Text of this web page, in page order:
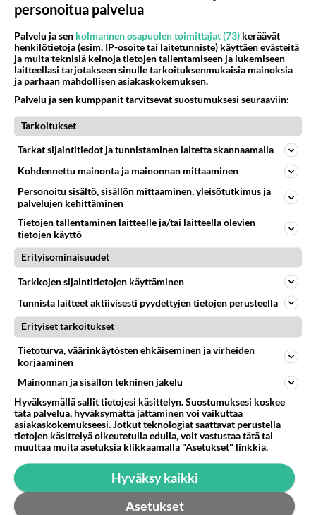
RESEPTIT
Tomaattinen jauhelihakastike
on arjen varma valinta. Tarjoa
keitettyjen perunoiden kanssa
- maistuu myös pastan päällä!
Hyödynnä raparperisato ja
tee siitä mehua.
Porkkanapihvit paistuvat
lämmöllä.
Jauhelihapihvit ovat oiva
liharuoka pottujen kanssa tai
hampurilaisen täytteenä.
Paista kaveriksi
sipulirenkaita!
Marenki on helppo tehdä,
mutta vaatii aikaa.
personoitua palvelua
Palvelu ja sen kolmannen osapuolen toimittajat (73) keräävät
henkilötietoja (esim. IP-osoite tai laitetunniste) käyttäen evästeitä
ja muita teknisiä keinoja tietojen tallentamiseen ja lukemiseen
laitteellasi tarjotakseen sinulle tarkoituksenmukaisia mainoksia
ja parhaan mahdollisen asiakaskokemuksen.
Palvelu ja sen kumppanit tarvitsevat suostumuksesi seuraaviin:
Tarkoitukset
Tarkat sijaintitiedot ja tunnistaminen laitetta skannaamalla
Kohdennettu mainonta ja mainonnan mittaaminen
Personoitu sisältö, sisällön mittaaminen, yleisötutkimus ja
palvelujen kehittäminen
Tietojen tallentaminen laitteelle ja/tai laitteella olevien
tietojen käyttö
Erityisominaisuudet
Tarkkojen sijaintitietojen käyttäminen
Tunnista laitteet aktiivisesti pyydettyjen tietojen perusteella
Erityiset tarkoitukset
Tietoturva, väärinkäytösten ehkäiseminen ja virheiden
korjaaminen
Mainonnan ja sisällön tekninen jakelu
Hyväksymällä sallit tietojesi käsittelyn. Suostumuksesi koskee
tätä palvelua, hyväksymättä jättäminen voi vaikuttaa
asiakaskokemukseesi. Jotkut teknologiat saattavat perustella
tietojen käsittelyä oikeutetulla edulla, voit vastustaa tätä tai
muuttaa muita asetuksia klikkaamalla "Asetukset" linkkiä.
Hyväksy kaikki
Asetukset